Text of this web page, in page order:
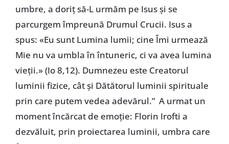
umbre, a doriț să-L urmăm pe Isus și se
parcurgem împreună Drumul Crucii. Isus a
spus: «Eu sunt Lumina lumii; cine Îmi urmează
Mie nu va umbla în întuneric, ci va avea lumina
vieţii.» (Io 8,12). Dumnezeu este Creatorul
luminii fizice, cât și Dătătorul luminii spirituale
prin care putem vedea adevărul.” A urmat un
moment încărcat de emoție: Florin Irofti a
dezvăluit, prin proiectarea luminii, umbra care